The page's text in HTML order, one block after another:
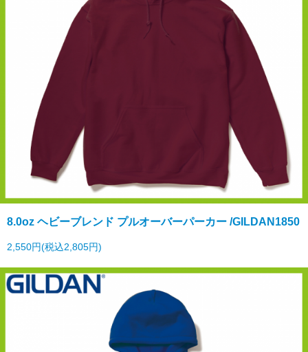
8.0oz ヘビーブレンド プルオーバーパーカー /GILDAN1850
2,550円(税込2,805円)